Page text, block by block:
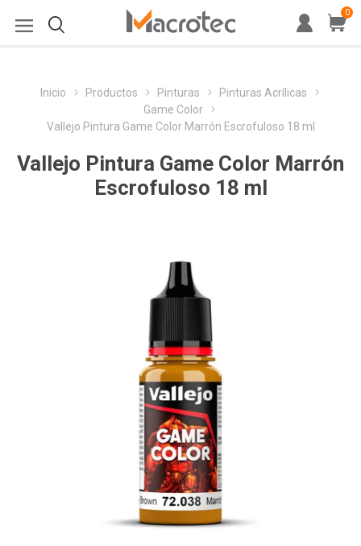
0
Inicio Productos Pinturas
Pinturas Acrílicas
Game Color
Vallejo Pintura Game Color Marrón Escrofuloso 18 ml
Vallejo Pintura Game Color Marrón
Escrofuloso 18 ml